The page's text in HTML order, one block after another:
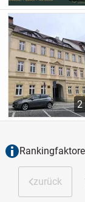
2
zurück